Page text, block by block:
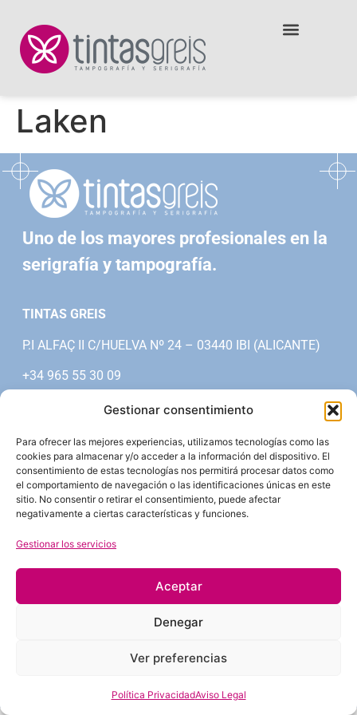
Gestionar consentimiento
Para ofrecer las mejores experiencias, utilizamos tecnologías como las
cookies para almacenar y/o acceder a la información del dispositivo. El
consentimiento de estas tecnologías nos permitirá procesar datos como
el comportamiento de navegación o las identificaciones únicas en este
sitio. No consentir o retirar el consentimiento, puede afectar
negativamente a ciertas características y funciones.
Gestionar los servicios
Aceptar
Denegar
Ver preferencias
Política PrivacidadAviso Legal
Laken
Uno de los mayores profesionales en la
serigrafía y tampografía.
TINTAS GREIS
P.I ALFAÇ II C/HUELVA Nº 24 – 03440 IBI (ALICANTE)
+34 965 55 30 09
CONTACTO
OFERTAS DE EMPLEO
POLÍTICA DE CALIDAD
SERIGRAFÍA |
MAPA DEL SITIO